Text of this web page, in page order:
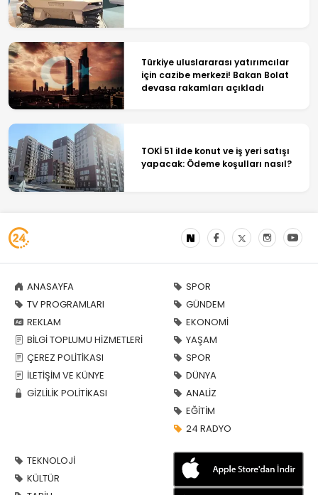
Türkiye uluslararası yatırımcılar
için cazibe merkezi! Bakan Bolat
devasa rakamları açıkladı
TOKİ 51 ilde konut ve iş yeri satışı
yapacak: Ödeme koşulları nasıl?
ANASAYFA
TV PROGRAMLARI
REKLAM
BİLGİ TOPLUMU HİZMETLERİ
ÇEREZ POLİTİKASI
İLETİŞİM VE KÜNYE
GİZLİLİK POLİTİKASI
SPOR
GÜNDEM
EKONOMİ
YAŞAM
SPOR
DÜNYA
ANALİZ
EĞİTİM
24 RADYO
TEKNOLOJİ
KÜLTÜR